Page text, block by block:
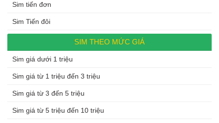
Sim tiến đơn
Sim Tiến đôi
SIM THEO MỨC GIÁ
Sim giá dưới 1 triệu
Sim giá từ 1 triệu đến 3 triệu
Sim giá từ 3 đến 5 triệu
Sim giá từ 5 triệu đến 10 triệu